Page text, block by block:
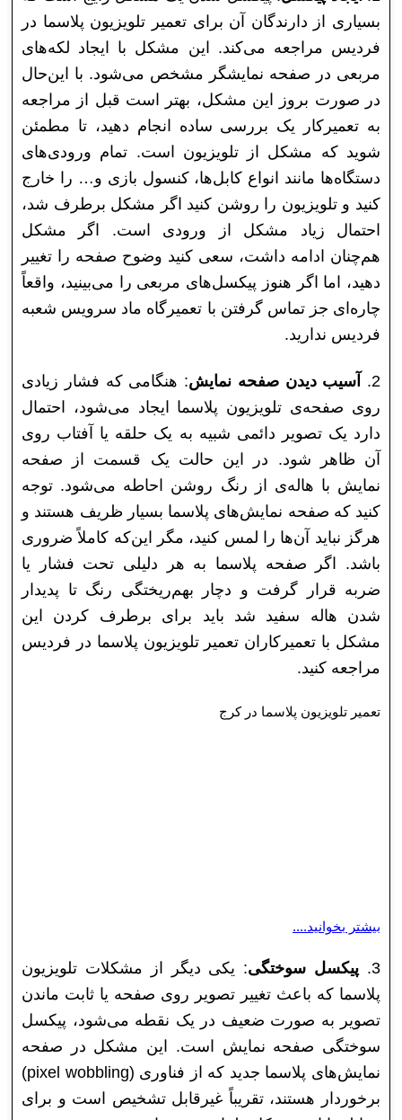
بسیاری از دارندگان آن برای تعمیر تلویزیون پلاسما در
فردیس مراجعه می‌کند. این مشکل با ایجاد لکه‌های
مربعی در صفحه نمایشگر مشخص می‌شود. با این‌حال
در صورت بروز این مشکل، بهتر است قبل از مراجعه
به تعمیرکار یک بررسی ساده انجام دهید، تا مطمئن
شوید که مشکل از تلویزیون است. تمام ورودی‌های
دستگاه‌ها مانند انواع کابل‌ها، کنسول بازی و… را خارج
کنید و تلویزیون را روشن کنید اگر مشکل برطرف شد،
احتمال زیاد مشکل از ورودی است. اگر مشکل
هم‌چنان ادامه داشت، سعی کنید وضوح صفحه را تغییر
دهید، اما اگر هنوز پیکسل‌های مربعی را می‌بینید، واقعاً
چاره‌ای جز تماس گرفتن با تعمیرگاه ماد سرویس شعبه
فردیس ندارید.
2. آسیب دیدن صفحه نمایش: هنگامی که فشار زیادی
روی صفحه‌ی تلویزیون پلاسما ایجاد می‌شود، احتمال
دارد یک تصویر دائمی شبیه به یک حلقه یا آفتاب روی
آن ظاهر شود. در این حالت یک قسمت از صفحه
نمایش با هاله‌ی از رنگ روشن احاطه می‌شود. توجه
کنید که صفحه نمایش‌های پلاسما بسیار ظریف هستند و
هرگز نباید آن‌ها را لمس کنید، مگر این‌که کاملاً ضروری
باشد. اگر صفحه پلاسما به هر دلیلی تحت فشار یا
ضربه قرار گرفت و دچار بهم‌ریختگی رنگ تا پدیدار
شدن هاله سفید شد باید برای برطرف کردن این
مشکل با تعمیرکاران تعمیر تلویزیون پلاسما در فردیس
مراجعه کنید.
تعمیر تلویزیون پلاسما در کرج
بیشتر بخوانید....
3. پیکسل سوختگی: یکی دیگر از مشکلات تلویزیون
پلاسما که باعث تغییر تصویر روی صفحه یا ثابت ماندن
تصویر به‌ صورت ضعیف در یک نقطه می‌شود، پیکسل
سوختگی صفحه نمایش است. این مشکل در صفحه
نمایش‌های پلاسما جدید که از فناوری (pixel wobbling)
برخوردار هستند، تقریباً غیرقابل تشخیص است و برای